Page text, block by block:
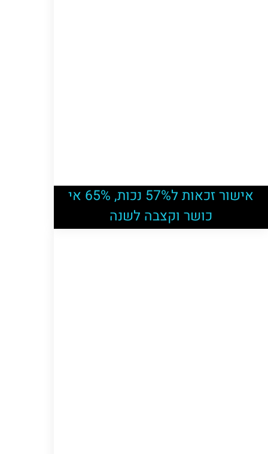
אישור זכאות ל57% נכות, 65% אי
כושר וקצבה לשנה